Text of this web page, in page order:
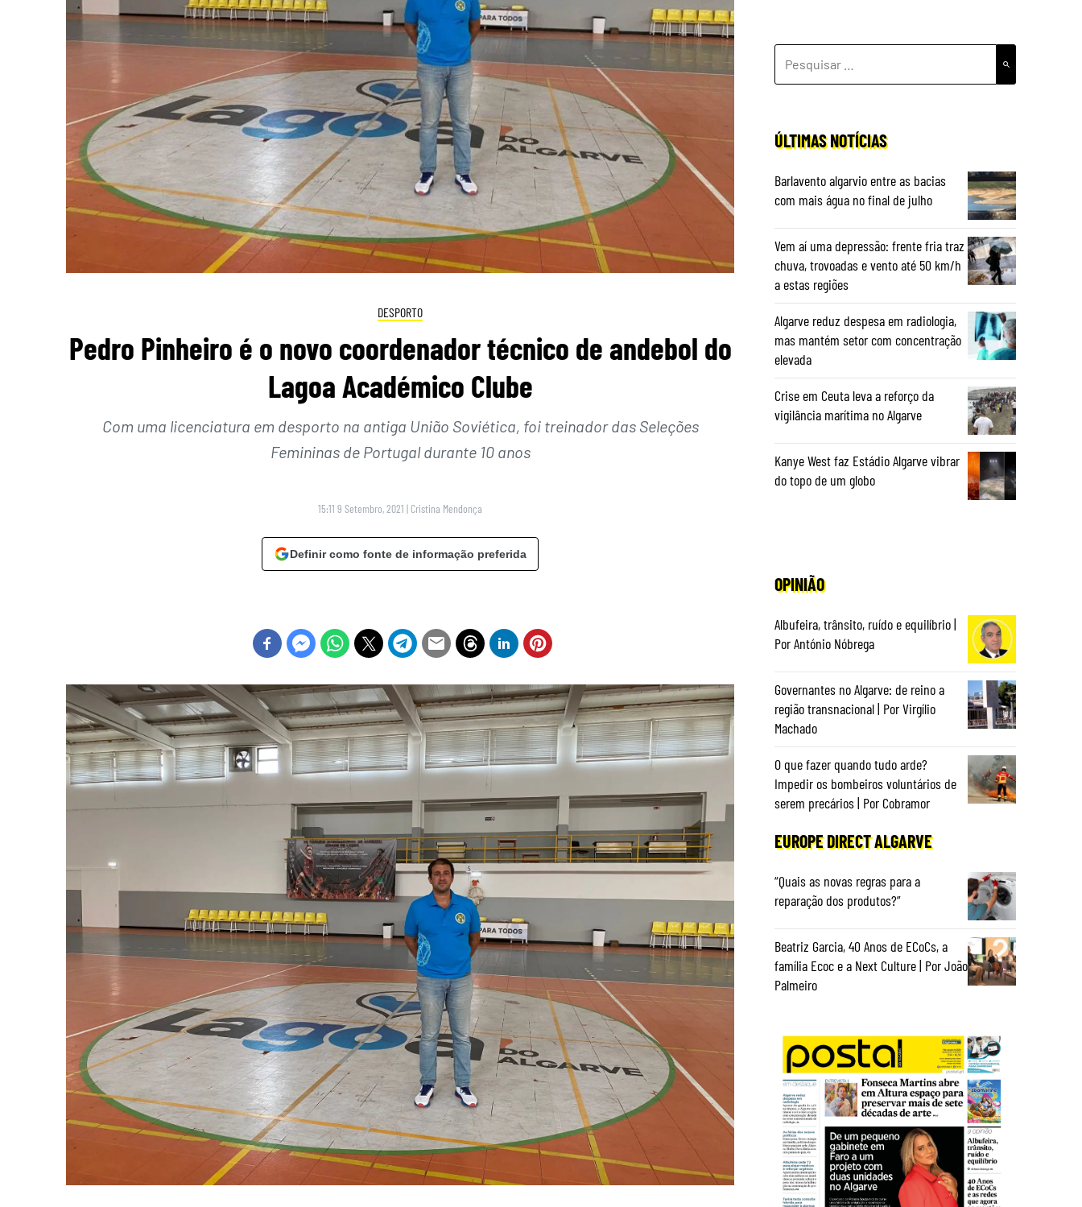
DESPORTO
Pedro Pinheiro é o novo coordenador técnico de andebol do
Lagoa Académico Clube
Com uma licenciatura em desporto na antiga União Soviética, foi treinador das Seleções
Femininas de Portugal durante 10 anos
15:11 9 Setembro, 2021 | Cristina Mendonça
Definir como fonte de informação preferida
POR:
ÚLTIMAS NOTÍCIAS
Barlavento algarvio entre as bacias
com mais água no final de julho
Vem aí uma depressão: frente fria traz
chuva, trovoadas e vento até 50 km/h
a estas regiões
Algarve reduz despesa em radiologia,
mas mantém setor com concentração
elevada
Crise em Ceuta leva a reforço da
vigilância marítima no Algarve
Kanye West faz Estádio Algarve vibrar
do topo de um globo
OPINIÃO
Albufeira, trânsito, ruído e equilíbrio |
Por António Nóbrega
Governantes no Algarve: de reino a
região transnacional | Por Virgílio
Machado
O que fazer quando tudo arde?
Impedir os bombeiros voluntários de
serem precários | Por Cobramor
EUROPE DIRECT ALGARVE
“Quais as novas regras para a
reparação dos produtos?”
Beatriz Garcia, 40 Anos de ECoCs, a
família Ecoc e a Next Culture | Por João
Palmeiro